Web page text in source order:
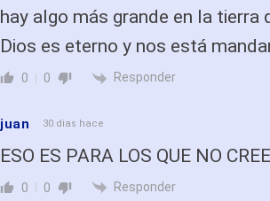
hay algo más grande en la
Dios es eterno y nos está
0 0 Responder
juan 30 dias hace
ESO ES PARA LOS QUE NO
0 0 Responder